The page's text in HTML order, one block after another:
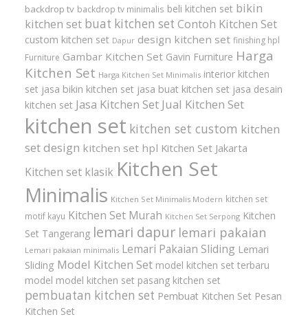
backdrop tv backdrop tv minimalis beli kitchen set bikin
kitchen set buat kitchen set Contoh Kitchen Set
custom kitchen set Dapur design kitchen set finishing hpl
Furniture Gambar Kitchen Set Gavin Furniture Harga
Kitchen Set Harga Kitchen Set Minimalis interior kitchen
set jasa bikin kitchen set jasa buat kitchen set jasa desain
kitchen set Jasa Kitchen Set Jual Kitchen Set
kitchen set kitchen set custom kitchen
set design kitchen set hpl Kitchen Set Jakarta
Kitchen set klasik Kitchen Set
Minimalis Kitchen Set Minimalis Modern kitchen set
motif kayu Kitchen Set Murah Kitchen Set Serpong Kitchen
Set Tangerang lemari dapur lemari pakaian
Lemari pakaian minimalis Lemari Pakaian Sliding Lemari
Sliding Model Kitchen Set model kitchen set terbaru
model model kitchen set pasang kitchen set
pembuatan kitchen set Pembuat Kitchen Set Pesan
Kitchen Set